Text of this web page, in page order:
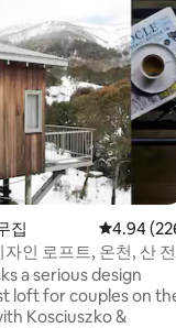
집 평점 4.94
4.94
인 로프트, 온천, 산 전
a serious design
loft for couples on
Kosciuszko &